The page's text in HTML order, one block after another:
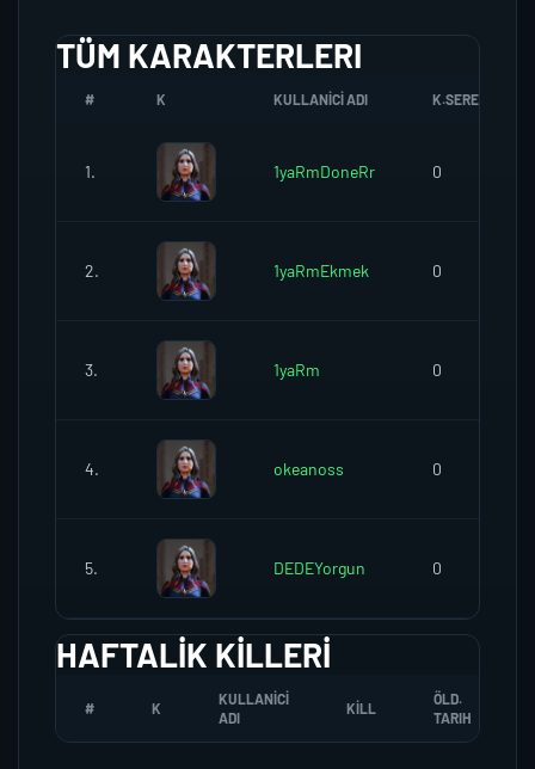
TÜM KARAKTERLERI
# K KULLANICI ADI K.SEREFI
1. 1yaRmDoneRr 0
2. 1yaRmEkmek 0
3. 1yaRm 0
4. okeanoss 0
5. DEDEYorgun 0
HAFTALIK KILLERI
# K
KULLANICI
ADI
KILL
ÖLD.
TARIH